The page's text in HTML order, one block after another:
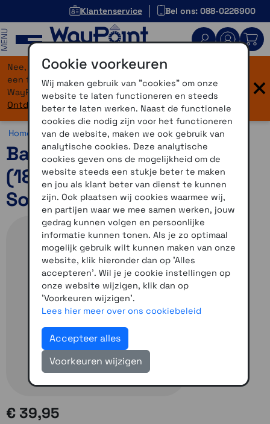
Klantenservice Bel ons: 088-0226900
Nee, je bent niet verdwaald! Onze website heeft
een flinke upgrade gekregen. Dezelfde vertrouwde
WayPoint-service, maar dan in een modern jasje.
Ontdek hier wat er allemaal nieuw is.
×
Home >Horloges >Horlogebandjes >18 mm
Bandjes met snelsluiting
(18mm) French grey met
Soft Gold gesp
€ 39,95
Cookie voorkeuren
Wij maken gebruik van "cookies" om onze
website te laten functioneren en steeds
beter te laten werken. Naast de functionele
cookies die nodig zijn voor het functioneren
van de website, maken we ook gebruik van
analytische cookies. Deze analytische
cookies geven ons de mogelijkheid om de
website steeds een stukje beter te maken
en jou als klant beter van dienst te kunnen
zijn. Ook plaatsen wij cookies waarmee wij,
en partijen waar we mee samen werken, jouw
gedrag kunnen volgen en persoonlijke
informatie kunnen tonen. Als je zo optimaal
mogelijk gebruik wilt kunnen maken van onze
website, klik hieronder dan op 'Alles
accepteren'. Wil je je cookie instellingen op
onze website wijzigen, klik dan op
'Voorkeuren wijzigen'.
Lees hier meer over ons cookiebeleid
Accepteer alles
Voorkeuren wijzigen